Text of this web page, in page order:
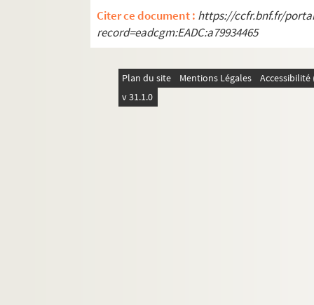
Citer ce document : https://ccfr.bnf.fr/
record=eadcgm:EADC:a79934465
Plan du site Mentions Légales
v 31.1.0